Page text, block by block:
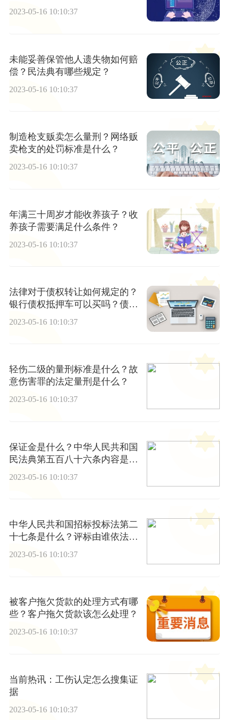
重组利得是否要交税？
2023-05-16 10:10:37
未能妥善保管他人遗失物如何赔
偿？民法典有哪些规定？
2023-05-16 10:10:37
制造枪支贩卖怎么量刑？网络贩
卖枪支的处罚标准是什么？
2023-05-16 10:10:37
年满三十周岁才能收养孩子？收
养孩子需要满足什么条件？
2023-05-16 10:10:37
法律对于债权转让如何规定的？
银行债权抵押车可以买吗？债权
2023-05-16 10:10:37
轻伤二级的量刑标准是什么？故
意伤害罪的法定量刑是什么？
2023-05-16 10:10:37
保证金是什么？中华人民共和国
民法典第五百八十六条内容是什
2023-05-16 10:10:37
中华人民共和国招标投标法第二
十七条是什么？评标由谁依法组
建的评标委员会负责？
2023-05-16 10:10:37
被客户拖欠货款的处理方式有哪
些？客户拖欠货款该怎么处理？
2023-05-16 10:10:37
当前热讯：工伤认定怎么搜集证
据
2023-05-16 10:10:37